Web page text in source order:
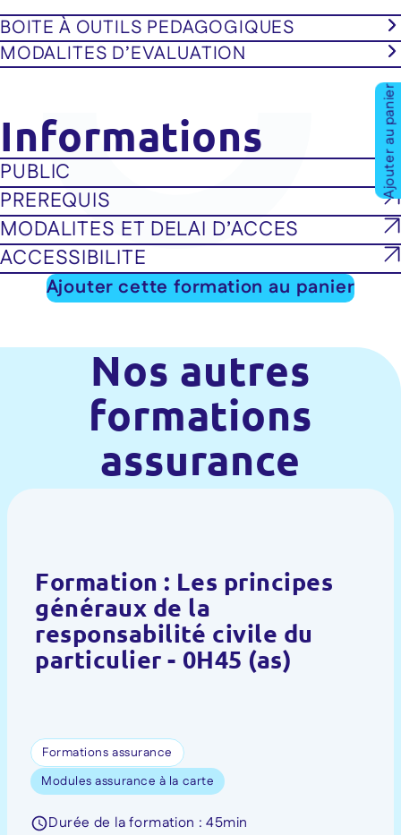
Ajouter au panier
BOITE À OUTILS PEDAGOGIQUES
MODALITES D’EVALUATION
Informations
PUBLIC
PREREQUIS
MODALITES ET DELAI D’ACCES
ACCESSIBILITE
Ajouter cette formation au panier
Nos autres
formations
assurance
Formation : Les principes
généraux de la
responsabilité civile du
particulier - 0H45 (as)
Formations assurance
Modules assurance à la carte
Durée de la formation : 45min